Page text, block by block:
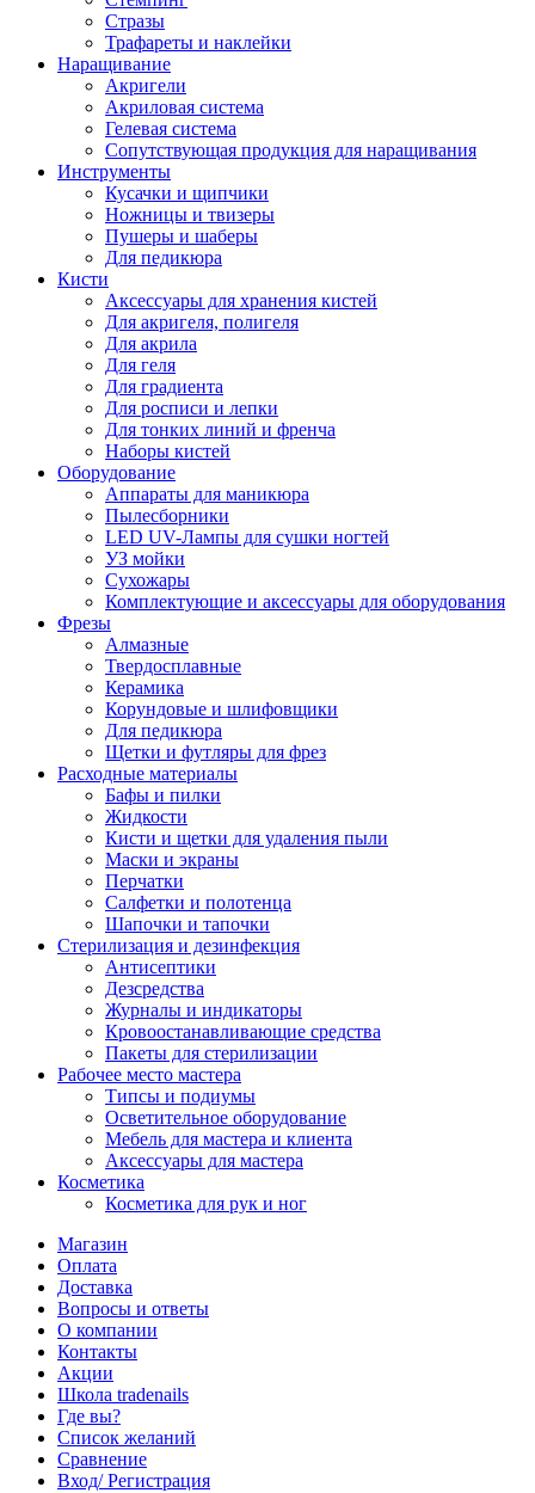
Стразы
Трафареты и наклейки
Наращивание
Акригели
Акриловая система
Гелевая система
Сопутствующая продукция для наращивания
Инструменты
Кусачки и щипчики
Ножницы и твизеры
Пушеры и шаберы
Для педикюра
Кисти
Аксессуары для хранения кистей
Для акригеля, полигеля
Для акрила
Для геля
Для градиента
Для росписи и лепки
Для тонких линий и френча
Наборы кистей
Оборудование
Аппараты для маникюра
Пылесборники
LED UV-Лампы для сушки ногтей
УЗ мойки
Сухожары
Комплектующие и аксессуары для оборудования
Фрезы
Алмазные
Твердосплавные
Керамика
Корундовые и шлифовщики
Для педикюра
Щетки и футляры для фрез
Расходные материалы
Бафы и пилки
Жидкости
Кисти и щетки для удаления пыли
Маски и экраны
Перчатки
Салфетки и полотенца
Шапочки и тапочки
Стерилизация и дезинфекция
Антисептики
Дезсредства
Журналы и индикаторы
Кровоостанавливающие средства
Пакеты для стерилизации
Рабочее место мастера
Типсы и подиумы
Осветительное оборудование
Мебель для мастера и клиента
Аксессуары для мастера
Косметика
Косметика для рук и ног
Магазин
Оплата
Доставка
Вопросы и ответы
О компании
Контакты
Акции
Школа tradenails
Где вы?
Список желаний
Сравнение
Вход/ Регистрация